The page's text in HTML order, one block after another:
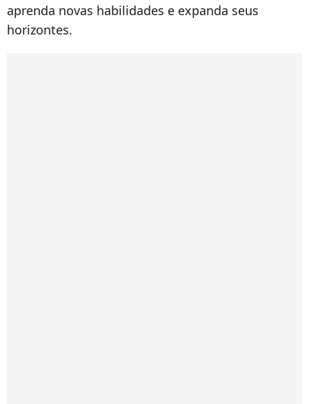
aprenda novas habilidades e expanda seus
horizontes.